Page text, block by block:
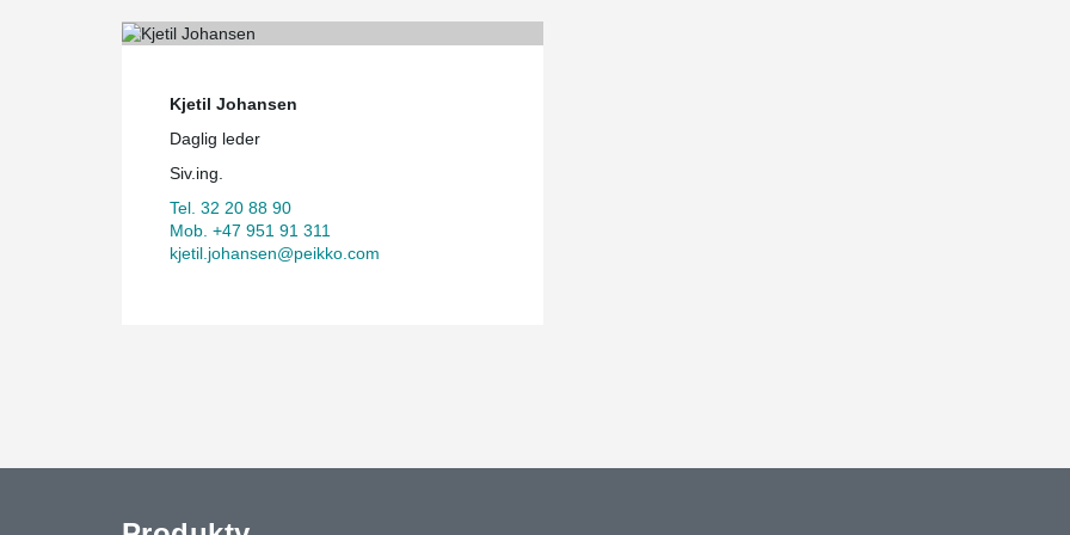
Kjetil Johansen
Daglig leder
Siv.ing.
Tel. 32 20 88 90
Mob. +47 951 91 311
kjetil.johansen@peikko.com